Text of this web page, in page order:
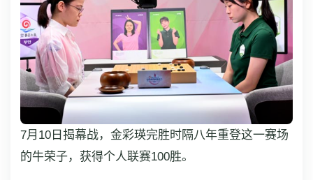
7月10日揭幕战，金彩瑛完胜时隔八年重登这一赛场
的牛荣子，获得个人联赛100胜。